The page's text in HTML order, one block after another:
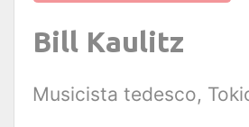
Bill Kaulitz
Musicista tedesco,